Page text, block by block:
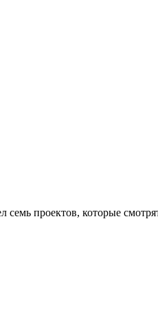
проектов, которые